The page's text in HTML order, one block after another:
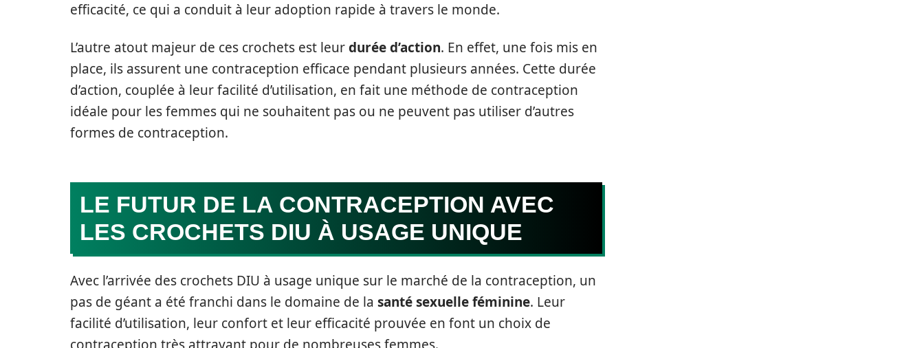
efficacité, ce qui a conduit à leur adoption rapide à travers le monde.
L’autre atout majeur de ces crochets est leurdurée d’action. En effet, une fois mis en
place, ils assurent une contraception efficace pendant plusieurs années. Cette durée
d’action, couplée à leur facilité d’utilisation, en fait une méthode de contraception
idéale pour les femmes qui ne souhaitent pas ou ne peuvent pas utiliser d’autres
formes de contraception.
LE FUTUR DE LA CONTRACEPTION AVEC
LES CROCHETS DIU À USAGE UNIQUE
Avec l’arrivée des crochets DIU à usage unique sur le marché de la contraception, un
pas de géant a été franchi dans le domaine de la santé sexuelle féminine. Leur
facilité d’utilisation, leur confort et leur efficacité prouvée en font un choix de